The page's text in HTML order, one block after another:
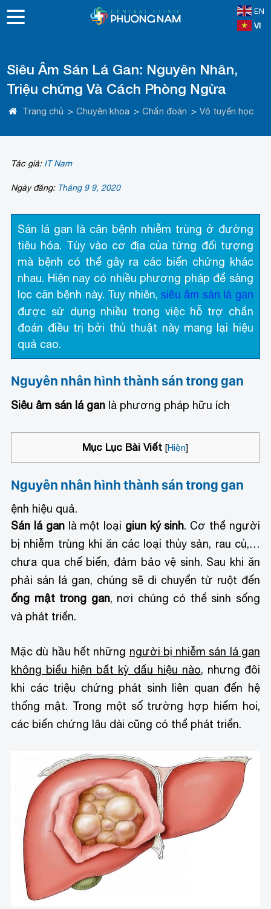
EN
VI
Siêu Âm Sán Lá Gan: Nguyên Nhân,
Triệu chứng Và Cách Phòng Ngừa
Trang chủ > Chuyên khoa > Chẩn đoán > Vô tuyến học
Tác giả: IT Nam
Ngày đăng: Tháng 9 9, 2020
Sán lá gan là căn bệnh nhiễm trùng ở đường
tiêu hóa. Tùy vào cơ địa của từng đối tượng
mà bệnh có thể gây ra các biến chứng khác
nhau. Hiện nay có nhiều phương pháp để sàng
lọc căn bệnh này. Tuy nhiên, siêu âm sán lá gan
được sử dụng nhiều trong việc hỗ trợ chẩn
đoán điều trị bởi thủ thuật này mang lại hiệu
quả cao.
Nguyên nhân hình thành sán trong gan
Siêu âm sán lá gan là phương pháp hữu ích
Mục Lục Bài Viết [Hiện]
Nguyên nhân hình thành sán trong gan
ệnh hiệu quả.
Sán lá ganlà một loại giun ký sinh. Cơ thể người
bị nhiễm trùng khi ăn các loại thủy sản, rau củ,…
chưa qua chế biến, đảm bảo vệ sinh. Sau khi ăn
phải sán lá gan, chúng sẽ di chuyển từ ruột đến
ống mật trong gan, nơi chúng có thể sinh sống
và phát triển.
Mặc dù hầu hết những người bị nhiễm sán lá gan
không biểu hiện bất kỳ dấu hiệu nào, nhưng đôi
khi các triệu chứng phát sinh liên quan đến hệ
thống mật. Trong một số trường hợp hiếm hoi,
các biến chứng lâu dài cũng có thể phát triển.